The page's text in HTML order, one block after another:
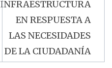
INFRAESTRUCTURA
EN RESPUESTA A
LAS NECESIDADES
DE LA CIUDADANÍA